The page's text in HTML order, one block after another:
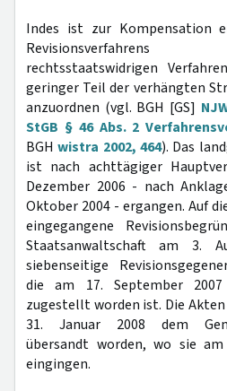
Indes ist zur Kompensation
Revisionsverfahrens
rechtsstaatswidrigen
geringer Teil der verhängten
anzuordnen (vgl. BGH [GS]
StGB § 46 Abs. 2
BGHwistra 2002, 464). Das
ist nach achttägiger
Dezember 2006 - nach
Oktober 2004 - ergangen. Auf
eingegangene
Staatsanwaltschaft am 3.
siebenseitige
die am 17. September
zugestellt worden ist. Die
31. Januar 2008 dem
übersandt worden, wo sie am
eingingen.